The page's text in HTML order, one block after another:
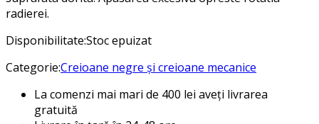
radierei.
Disponibilitate:Stoc epuizat
Categorie:Creioane negre și creioane mecanice
La comenzi mai mari de 400 lei aveți livrarea
gratuită